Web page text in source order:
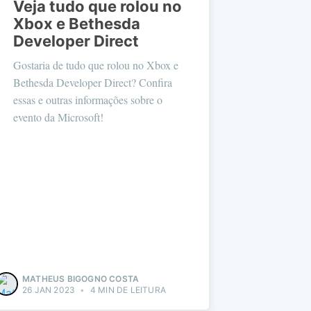
Veja tudo que rolou no
Xbox e Bethesda
Developer Direct
Gostaria de tudo que rolou no Xbox e
Bethesda Developer Direct? Confira
essas e outras informações sobre o
evento da Microsoft!
MATHEUS BIGOGNO COSTA
26 JAN 2023 • 4 MIN DE LEITURA